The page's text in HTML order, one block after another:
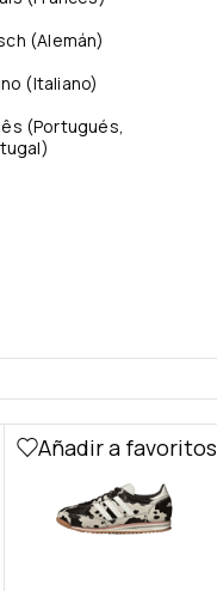
(Alemán)
(Italiano)
(Portugués,
)
Añadir a favoritos